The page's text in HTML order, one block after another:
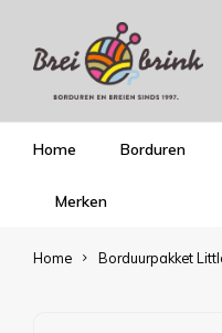
Home Borduren
Merken
Home Borduurpakket